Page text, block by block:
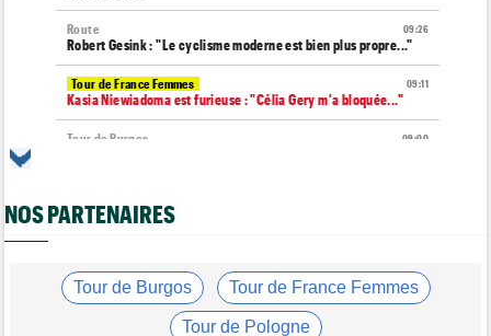
09:26
Route
Robert Gesink : "Le cyclisme moderne est bien plus propre..."
09:11
Tour de France Femmes
Kasia Niewiadoma est furieuse : "Célia Gery m'a bloquée..."
09:00
Tour de Burgos
Les vidéos de cyclisme sont sur Dailymotion : Cyclism'Actu TV
voiture !
Tour de France Femmes
NOS PARTENAIRES
Tour de Burgos Tour de France Femmes
Tour de Pologne